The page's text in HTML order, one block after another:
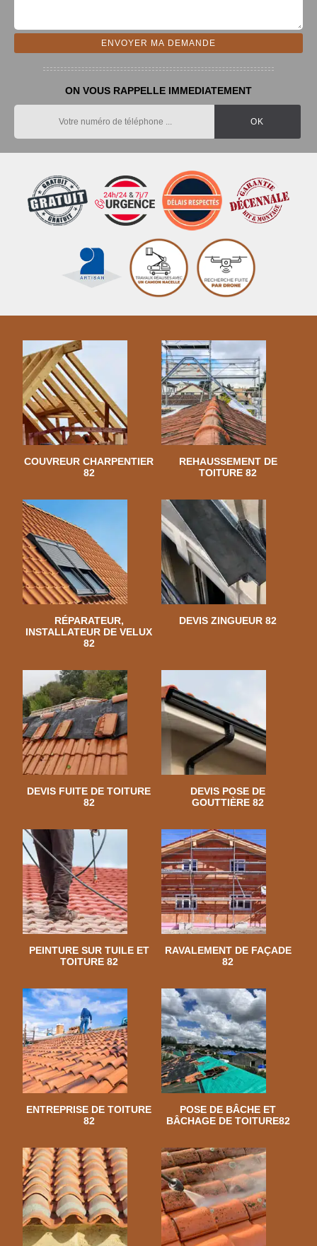
ON VOUS RAPPELLE IMMEDIATEMENT
COUVREUR CHARPENTIER
82
REHAUSSEMENT DE
TOITURE 82
RÉPARATEUR,
INSTALLATEUR DE VELUX
82
DEVIS ZINGUEUR 82
DEVIS FUITE DE TOITURE
82
DEVIS POSE DE
GOUTTIÈRE 82
PEINTURE SUR TUILE ET
TOITURE 82
RAVALEMENT DE FAÇADE
82
ENTREPRISE DE TOITURE
82
POSE DE BÂCHE ET
BÂCHAGE DE TOITURE82